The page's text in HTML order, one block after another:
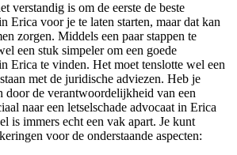
verstandig is om de eerste de beste
Erica voor je te laten starten, maar dat kan
zorgen. Middels een paar stappen te
een stuk simpeler om een goede
Erica te vinden. Het moet tenslotte wel een
met de juridische adviezen. Heb je
door de verantwoordelijkheid van een
naar een letselschade advocaat in Erica
is immers echt een vak apart. Je kunt
voor de onderstaande aspecten: